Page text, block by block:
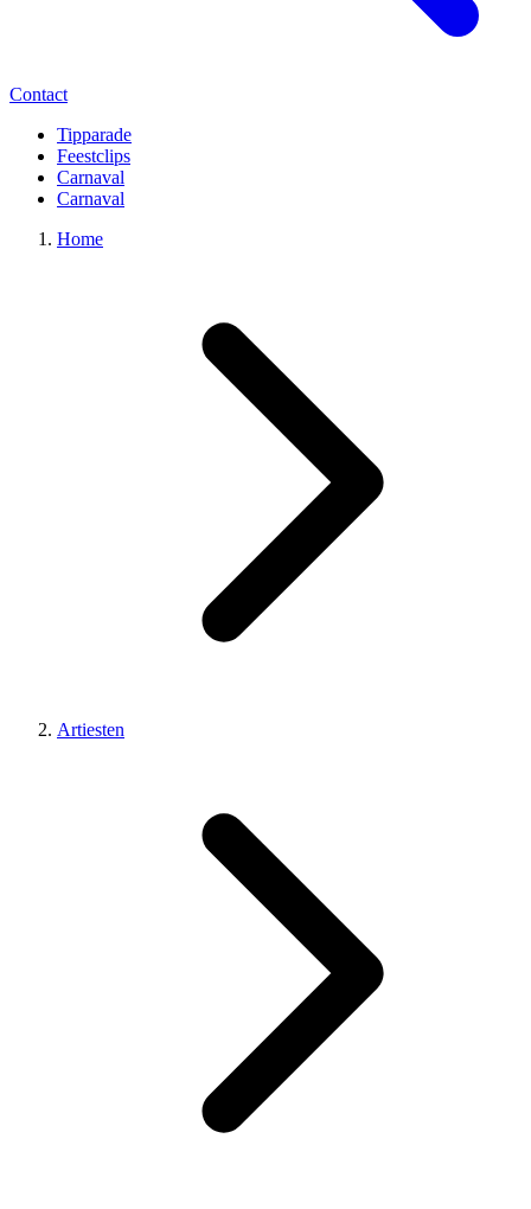
Contact
Tipparade
Feestclips
Carnaval
Carnaval
Home
Artiesten